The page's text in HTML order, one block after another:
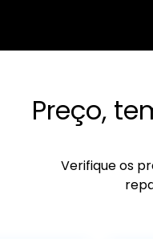
Preço,
Verifique os